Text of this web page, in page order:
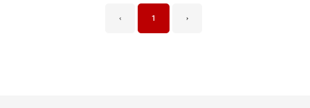
‹ 1 ›